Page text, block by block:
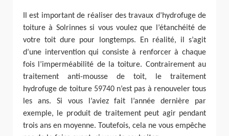
Il est important de réaliser des travaux d’hydrofuge de
toiture à Solrinnes si vous voulez que l’étanchéité de
votre toit dure pour longtemps. En réalité, il s’agit
d’une intervention qui consiste à renforcer à chaque
fois l’imperméabilité de la toiture. Contrairement au
traitement anti-mousse de toit, le traitement
hydrofuge de toiture 59740 n’est pas à renouveler tous
les ans. Si vous l’aviez fait l’année dernière par
exemple, le produit de traitement peut agir pendant
trois ans en moyenne. Toutefois, cela ne vous empêche